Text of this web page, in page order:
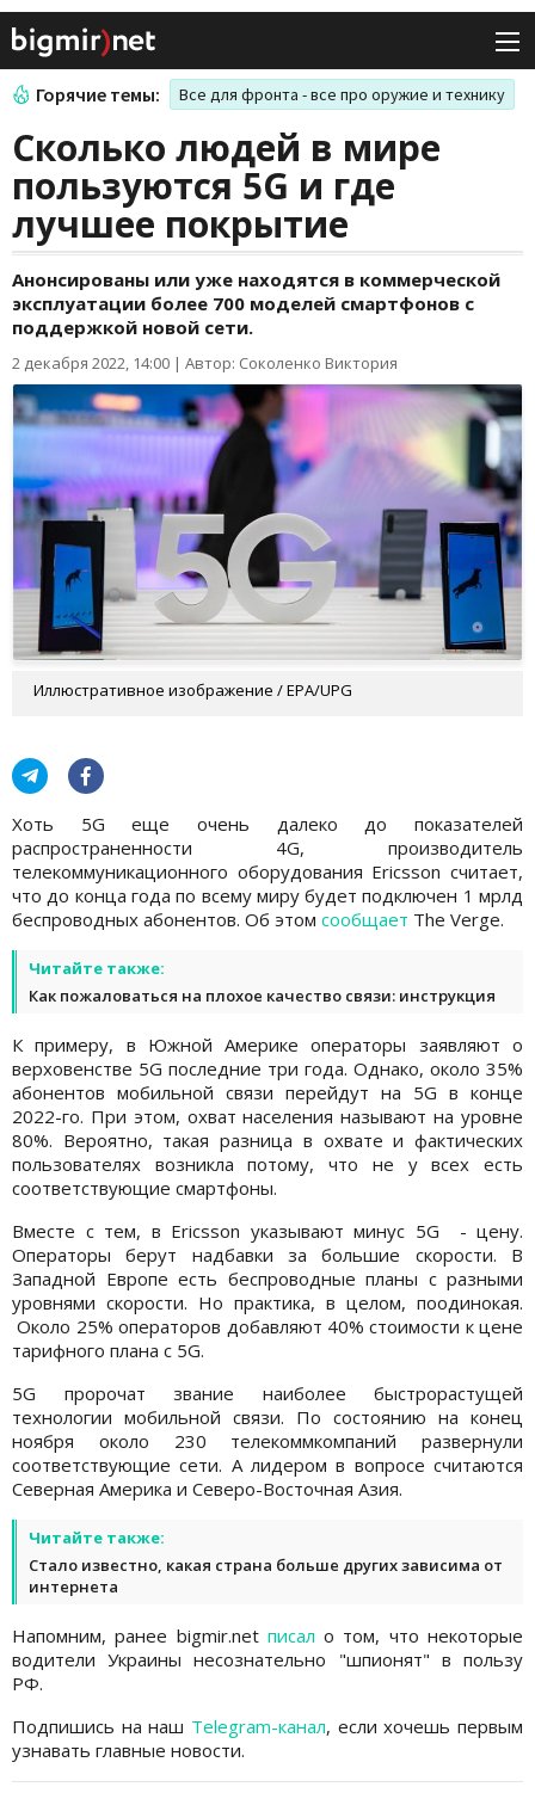
Горячие темы: Все для фронта - все про оружие и технику
Сколько людей в мире
пользуются 5G и где
лучшее покрытие
Анонсированы или уже находятся в коммерческой
эксплуатации более 700 моделей смартфонов с
поддержкой новой сети.
2 декабря 2022, 14:00 | Автор: Соколенко Виктория
Иллюстративное изображение / EPA/UPG
Хоть 5G еще очень далеко до показателей
распространенности 4G, производитель
телекоммуникационного оборудования Ericsson считает,
что до конца года по всему миру будет подключен 1 мрлд
беспроводных абонентов. Об этом сообщает The Verge.
Читайте также:
Как пожаловаться на плохое качество связи: инструкция
К примеру, в Южной Америке операторы заявляют о
верховенстве 5G последние три года. Однако, около 35%
абонентов мобильной связи перейдут на 5G в конце
2022-го. При этом, охват населения называют на уровне
80%. Вероятно, такая разница в охвате и фактических
пользователях возникла потому, что не у всех есть
соответствующие смартфоны.
Вместе с тем, в Ericsson указывают минус 5G - цену.
Операторы берут надбавки за большие скорости. В
Западной Европе есть беспроводные планы с разными
уровнями скорости. Но практика, в целом, поодинокая.
Около 25% операторов добавляют 40% стоимости к цене
тарифного плана с 5G.
5G пророчат звание наиболее быстрорастущей
технологии мобильной связи. По состоянию на конец
ноября около 230 телекоммкомпаний развернули
соответствующие сети. А лидером в вопросе считаются
Северная Америка и Северо-Восточная Азия.
Читайте также:
Стало известно, какая страна больше других зависима от
интернета
Напомним, ранее bigmir.net писал о том, что некоторые
водители Украины несознательно "шпионят" в пользу
РФ.
Подпишись на наш Telegram-канал, если хочешь первым
узнавать главные новости.